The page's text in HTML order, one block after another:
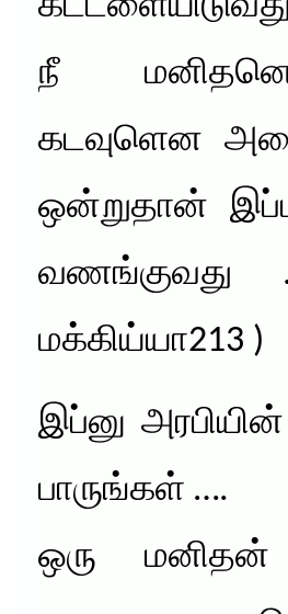
நீ
கடவுளென
ஒன்றுதான்
வணங்குவது
மக்கிய்யா213 )
இப்னு
பாருங்கள் ….
ஒரு